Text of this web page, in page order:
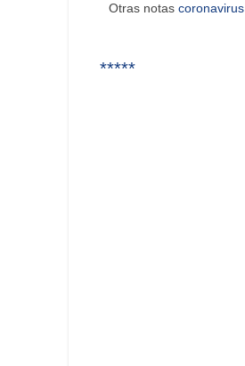
Otras notascoronavirus
*****